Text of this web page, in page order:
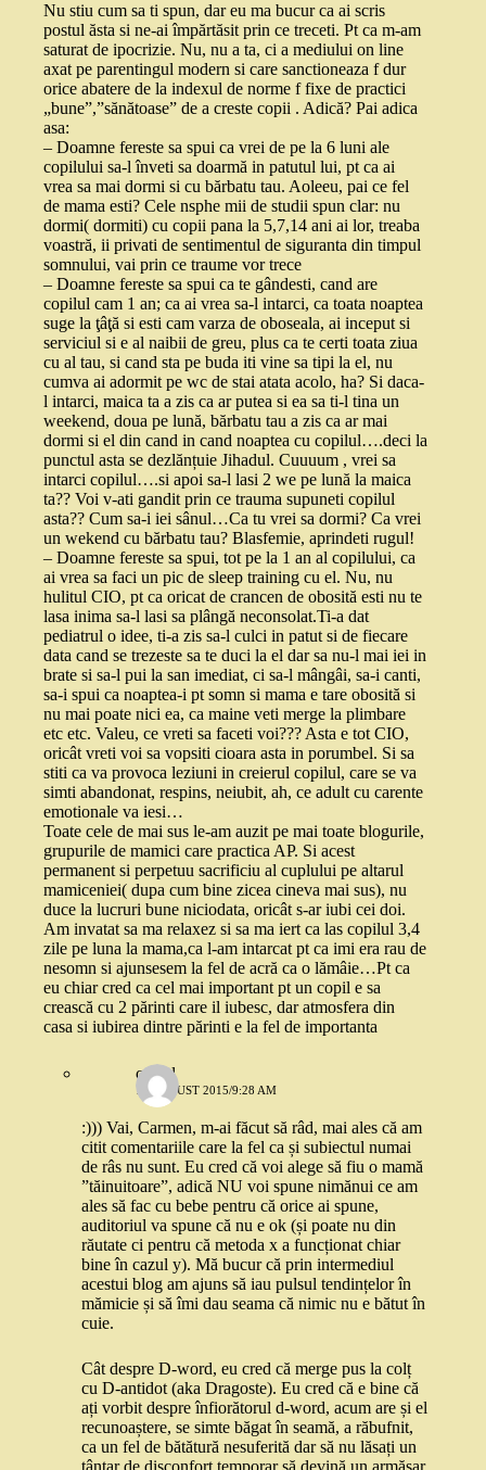
Nu stiu cum sa ti spun, dar eu ma bucur ca ai scris
postul ăsta si ne-ai împărtăsit prin ce treceti. Pt ca m-am
saturat de ipocrizie. Nu, nu a ta, ci a mediului on line
axat pe parentingul modern si care sanctioneaza f dur
orice abatere de la indexul de norme f fixe de practici
„bune”,”sănătoase” de a creste copii . Adică? Pai adica
asa:
– Doamne fereste sa spui ca vrei de pe la 6 luni ale
copilului sa-l înveti sa doarmă in patutul lui, pt ca ai
vrea sa mai dormi si cu bărbatu tau. Aoleeu, pai ce fel
de mama esti? Cele nsphe mii de studii spun clar: nu
dormi( dormiti) cu copii pana la 5,7,14 ani ai lor, treaba
voastră, ii privati de sentimentul de siguranta din timpul
somnului, vai prin ce traume vor trece
– Doamne fereste sa spui ca te gândesti, cand are
copilul cam 1 an; ca ai vrea sa-l intarci, ca toata noaptea
suge la ţâţă si esti cam varza de oboseala, ai inceput si
serviciul si e al naibii de greu, plus ca te certi toata ziua
cu al tau, si cand sta pe buda iti vine sa tipi la el, nu
cumva ai adormit pe wc de stai atata acolo, ha? Si daca-
l intarci, maica ta a zis ca ar putea si ea sa ti-l tina un
weekend, doua pe lună, bărbatu tau a zis ca ar mai
dormi si el din cand in cand noaptea cu copilul….deci la
punctul asta se dezlănțuie Jihadul. Cuuuum , vrei sa
intarci copilul….si apoi sa-l lasi 2 we pe lună la maica
ta?? Voi v-ati gandit prin ce trauma supuneti copilul
asta?? Cum sa-i iei sânul…Ca tu vrei sa dormi? Ca vrei
un wekend cu bărbatu tau? Blasfemie, aprindeti rugul!
– Doamne fereste sa spui, tot pe la 1 an al copilului, ca
ai vrea sa faci un pic de sleep training cu el. Nu, nu
hulitul CIO, pt ca oricat de crancen de obosită esti nu te
lasa inima sa-l lasi sa plângă neconsolat.Ti-a dat
pediatrul o idee, ti-a zis sa-l culci in patut si de fiecare
data cand se trezeste sa te duci la el dar sa nu-l mai iei in
brate si sa-l pui la san imediat, ci sa-l mângâi, sa-i canti,
sa-i spui ca noaptea-i pt somn si mama e tare obosită si
nu mai poate nici ea, ca maine veti merge la plimbare
etc etc. Valeu, ce vreti sa faceti voi??? Asta e tot CIO,
oricât vreti voi sa vopsiti cioara asta in porumbel. Si sa
stiti ca va provoca leziuni in creierul copilul, care se va
simti abandonat, respins, neiubit, ah, ce adult cu carente
emotionale va iesi…
Toate cele de mai sus le-am auzit pe mai toate blogurile,
grupurile de mamici care practica AP. Si acest
permanent si perpetuu sacrificiu al cuplului pe altarul
mamiceniei( dupa cum bine zicea cineva mai sus), nu
duce la lucruri bune niciodata, oricât s-ar iubi cei doi.
Am invatat sa ma relaxez si sa ma iert ca las copilul 3,4
zile pe luna la mama,ca l-am intarcat pt ca imi era rau de
nesomn si ajunsesem la fel de acră ca o lămâie…Pt ca
eu chiar cred ca cel mai important pt un copil e sa
crească cu 2 părinti care il iubesc, dar atmosfera din
casa si iubirea dintre părinti e la fel de importanta
catgal
10 AUGUST 2015/9:28 AM
:))) Vai, Carmen, m-ai făcut să râd, mai ales că am
citit comentariile care la fel ca și subiectul numai
de râs nu sunt. Eu cred că voi alege să fiu o mamă
”tăinuitoare”, adică NU voi spune nimănui ce am
ales să fac cu bebe pentru că orice ai spune,
auditoriul va spune că nu e ok (și poate nu din
răutate ci pentru că metoda x a funcționat chiar
bine în cazul y). Mă bucur că prin intermediul
acestui blog am ajuns să iau pulsul tendințelor în
mămicie și să îmi dau seama că nimic nu e bătut în
cuie.
Cât despre D-word, eu cred că merge pus la colț
cu D-antidot (aka Dragoste). Eu cred că e bine că
ați vorbit despre înfiorătorul d-word, acum are și el
recunoaștere, se simte băgat în seamă, a răbufnit,
ca un fel de bătătură nesuferită dar să nu lăsați un